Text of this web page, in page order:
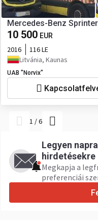
Mercedes-Benz
10 500 EUR
2016
116 LE
Litvánia, Kaunas
UAB "Norvix"
1 /6
Legyen
hirdetésekre
Megkapja a
preferenciái